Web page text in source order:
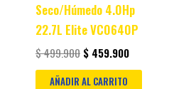
Seco/Húmedo 4.0Hp
22.7L Elite VC0640P
$499.900 $ 459.900
AÑADIR AL CARRITO